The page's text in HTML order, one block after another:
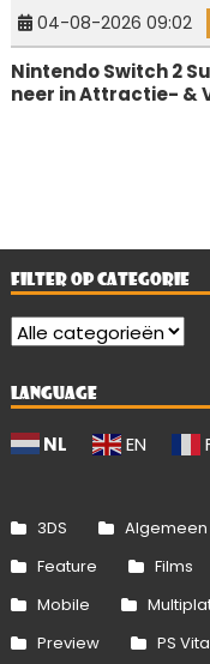
04-08-2026 09:02
Nintendo Switch 2
neer in Attractie- &
FILTER OP CATEGORIE
LANGUAGE
NL EN
3DS Algemeen
Feature
Films
Mobile
Preview
PS Vita